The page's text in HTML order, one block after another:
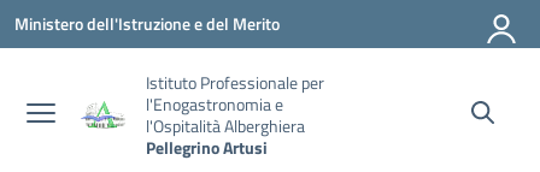
Vai ai contenuti
Vai al menu di navigazione
Vai al footer
Ministero dell'Istruzione e del Merito
Istituto Professionale per
l'Enogastronomia e
l'Ospitalità Alberghiera
Pellegrino Artusi